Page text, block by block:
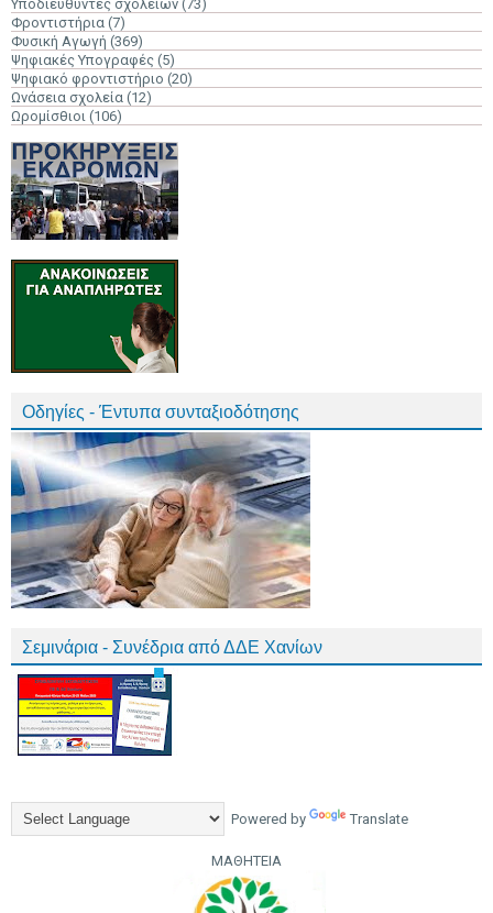
Υποδιευθυντές σχολείων (73)
Φροντιστήρια (7)
Φυσική Αγωγή (369)
Ψηφιακές Υπογραφές (5)
Ψηφιακό φροντιστήριο (20)
Ωνάσεια σχολεία (12)
Ωρομίσθιοι (106)
Οδηγίες - Έντυπα συνταξιοδότησης
Σεμινάρια - Συνέδρια από ΔΔΕ Χανίων
Powered by Translate
ΜΑΘΗΤΕΙΑ